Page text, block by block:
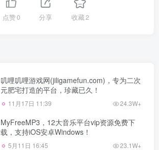
点赞0 分享 收藏2
叽哩叽哩游戏网(jiligamefun.com)，专为二次
元肥宅打造的平台，珍藏已久！
11月17日 11:39 24.3W+
MyFreeMP3，12大音乐平台vip资源免费下
载，支持iOS安卓Windows！
5月11日 16:45 23.1W+